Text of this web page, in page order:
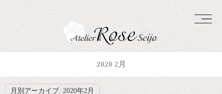
2020 2月
月別アーカイブ: 2020年2月